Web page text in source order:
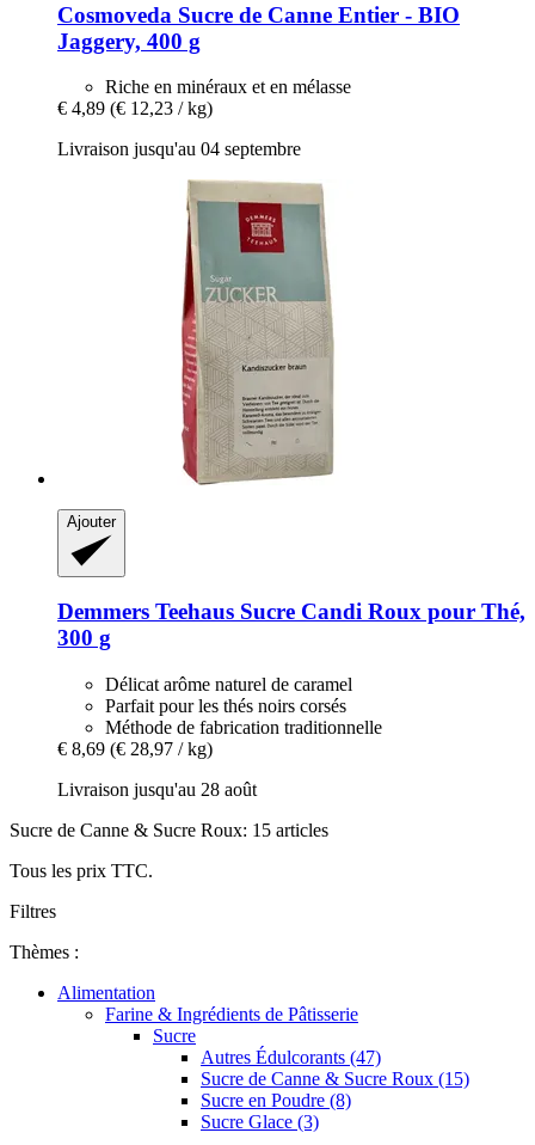
Cosmoveda Sucre de Canne Entier -​ BIO
Jaggery, 400 g
Riche en minéraux et en mélasse
€ 4,89 (€ 12,23 / kg)
Livraison jusqu'au 04 septembre
Ajouter
Demmers Teehaus Sucre Candi Roux pour Thé,
300 g
Délicat arôme naturel de caramel
Parfait pour les thés noirs corsés
Méthode de fabrication traditionnelle
€ 8,69 (€ 28,97 / kg)
Livraison jusqu'au 28 août
Sucre de Canne & Sucre Roux: 15 articles
Tous les prix TTC.
Filtres
Thèmes :
Alimentation
Farine & Ingrédients de Pâtisserie
Sucre
Autres Édulcorants (47)
Sucre de Canne & Sucre Roux (15)
Sucre en Poudre (8)
Sucre Glace (3)